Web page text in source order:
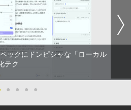
ゲーミングモニター 23.8イン
FHD (1920×1080) HDMI2.1 D
sRGB128％ IPS Adaptive-Sync ブ
イトカット 非光沢 フリッカーフリ
ワイト MGM24CH01-F180 マクス
ー世界はモブに厳しい世界です
和国編】 02 【電子書籍】[ 三
夢 ]
シャオミ REDMI Buds 8 Lite ワイヤ
ホン Bluetooth 5.4 ノイズキャンセ
ANC 36時間再生
LIFE
ーラ やかんの麦茶 from 爽健美茶 ラ
650mlPET×24本
の裏でヤニ吸うふたり 9巻 (デジタル
ガンガンコミックス)
ックにドンピシャな「ローカル
テク
● ● ● ●